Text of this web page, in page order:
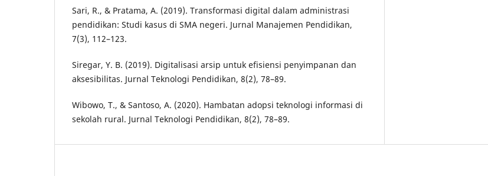
Sari, R., & Pratama, A. (2019). Transformasi digital dalam administrasi
pendidikan: Studi kasus di SMA negeri. Jurnal Manajemen Pendidikan,
7(3), 112–123.
Siregar, Y. B. (2019). Digitalisasi arsip untuk efisiensi penyimpanan dan
aksesibilitas. Jurnal Teknologi Pendidikan, 8(2), 78–89.
Wibowo, T., & Santoso, A. (2020). Hambatan adopsi teknologi informasi di
sekolah rural. Jurnal Teknologi Pendidikan, 8(2), 78–89.